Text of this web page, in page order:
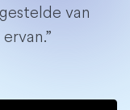
van